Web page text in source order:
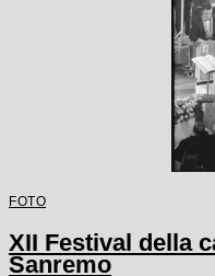
FOTO
XII Festival della
Sanremo